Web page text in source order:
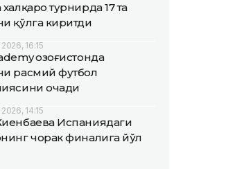
турнирда 17 та
қўлга киритди
16:15
Қозоғистонда
расмий футбол
очади
14:15
Испаниядаги
чорак финалига йўл